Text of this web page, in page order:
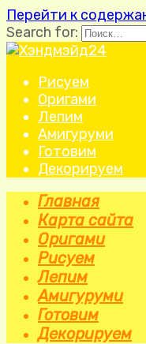
Перейти к
Search for:
Рисуем
Оригами
Лепим
Амигуруми
Готовим
Декорируем
Главная
Карта сайта
Оригами
Рисуем
Лепим
Амигуруми
Готовим
Декорируем